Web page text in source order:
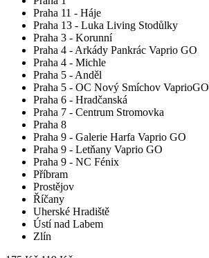
Praha 11 - Háje
Praha 13 - Luka Living Stodůlky
Praha 3 - Korunní
Praha 4 - Arkády Pankrác Vaprio GO
Praha 4 - Michle
Praha 5 - Anděl
Praha 5 - OC Nový Smíchov VaprioGO
Praha 6 - Hradčanská
Praha 7 - Centrum Stromovka
Praha 8
Praha 9 - Galerie Harfa Vaprio GO
Praha 9 - Letňany Vaprio GO
Praha 9 - NC Fénix
Příbram
Prostějov
Říčany
Uherské Hradiště
Ústí nad Labem
Zlín